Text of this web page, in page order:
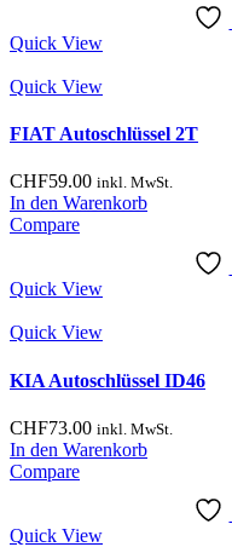
Quick View
Quick View
FIAT Autoschlüssel 2T
CHF59.00 inkl. MwSt.
In den Warenkorb
Compare
Quick View
Quick View
KIA Autoschlüssel ID46
CHF73.00 inkl. MwSt.
In den Warenkorb
Compare
Quick View